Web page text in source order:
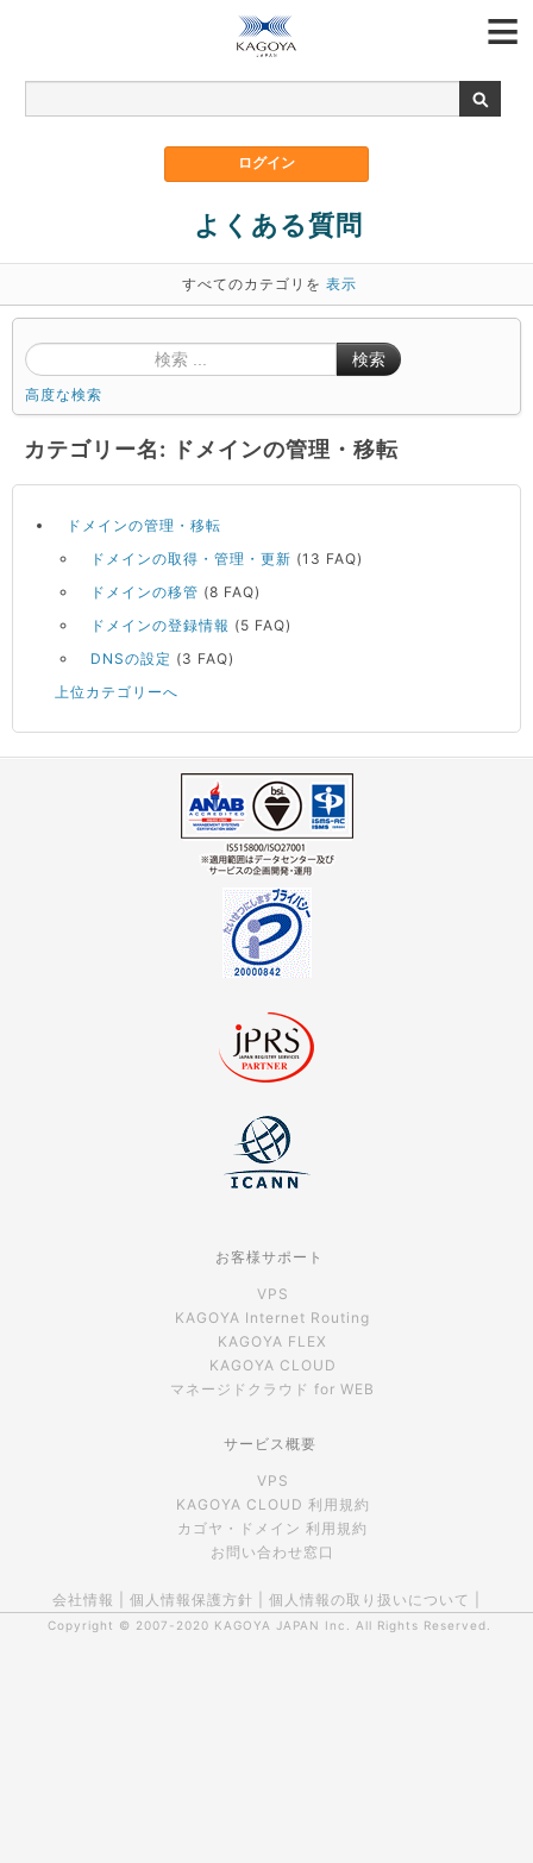
よくある質問
すべてのカテゴリを 表示
検索
高度な検索
カテゴリー名: ドメインの管理・移転
ドメインの管理・移転
ドメインの取得・管理・更新 (13 FAQ)
ドメインの移管 (8 FAQ)
ドメインの登録情報 (5 FAQ)
DNSの設定 (3 FAQ)
上位カテゴリーへ
お客様サポート
VPS
KAGOYA Internet Routing
KAGOYA FLEX
KAGOYA CLOUD
マネージドクラウド for WEB
サービス概要
VPS
KAGOYA CLOUD 利用規約
カゴヤ・ドメイン 利用規約
お問い合わせ窓口
会社情報 個人情報保護方針 個人情報の取り扱いについて
Copyright © 2007-2020 KAGOYA JAPAN Inc. All Rights Reserved.